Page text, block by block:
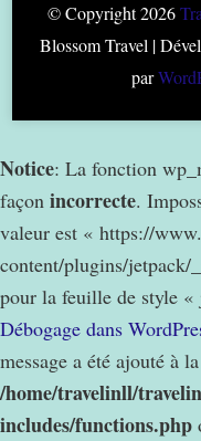
© Copyright 2026
Blossom Travel |
par
Notice: La fonction
façon incorrecte.
valeur est « https://
content/plugins/jetpack/
pour la feuille de style
Débogage dans
message a été ajouté à
/home/travelinll/
includes/functions.php